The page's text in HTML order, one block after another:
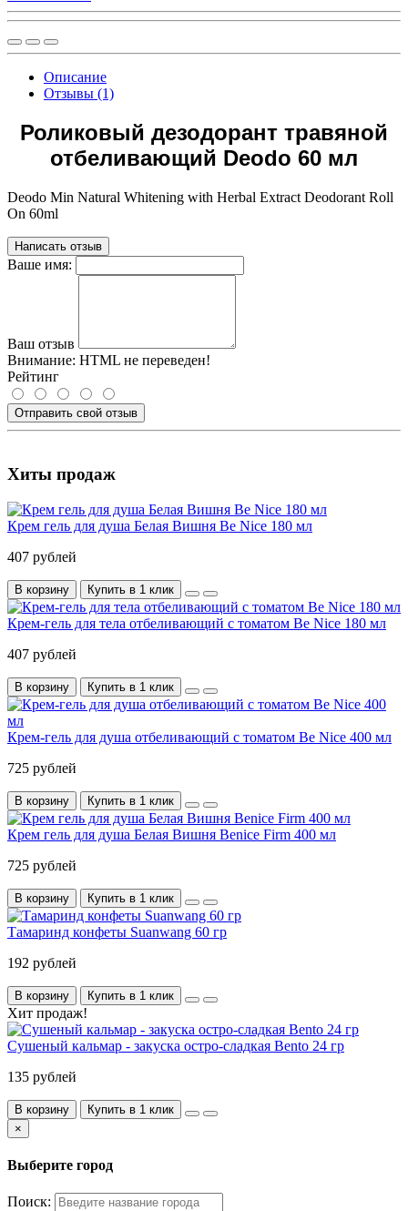
Описание
Отзывы (1)
Роликовый дезодорант травяной
отбеливающий Deodo 60 мл
Deodo Min Natural Whitening with Herbal Extract Deodorant Roll
On 60ml
Написать отзыв
Ваше имя:
Ваш отзыв
Внимание: HTML не переведен!
Рейтинг
Отправить свой отзыв
Хиты продаж
Крем гель для душа Белая Вишня Be Nice 180 мл
407 рублей
В корзину Купить в 1 клик
Крем-гель для тела отбеливающий с томатом Be Nice 180 мл
407 рублей
В корзину Купить в 1 клик
Крем-гель для душа отбеливающий с томатом Be Nice 400 мл
725 рублей
В корзину Купить в 1 клик
Крем гель для душа Белая Вишня Benice Firm 400 мл
725 рублей
В корзину Купить в 1 клик
Тамаринд конфеты Suanwang 60 гр
192 рублей
В корзину Купить в 1 клик
Хит продаж!
Сушеный кальмар - закуска остро-сладкая Bento 24 гр
135 рублей
В корзину
Купить в 1 клик
×
Выберите город
Поиск: